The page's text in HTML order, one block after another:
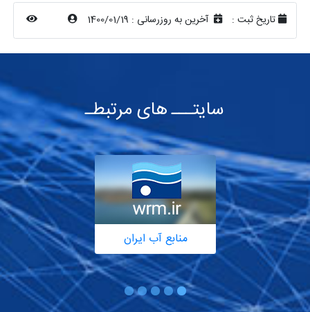
تاریخ ثبت : آخرین به روزرسانی : 1400/01/19
سایتـــ های مرتبطـ
منابع آب ایران